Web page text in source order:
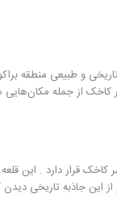
و طبیعی منطقه
از جمله
این جاذبه تاریخی دیدن